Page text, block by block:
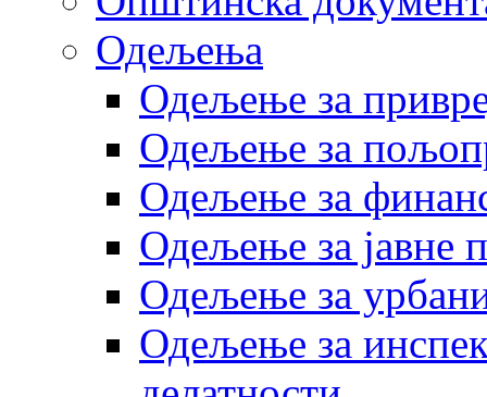
Одељења
Одељење за
Одељење за
Одељење за
Одељење за јавне
Одељење за
Одељење за